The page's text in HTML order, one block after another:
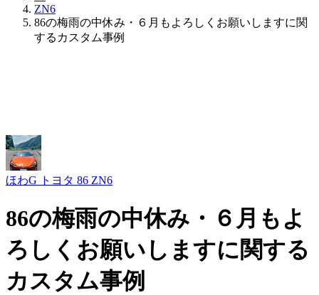
ZN6
86の梅雨の中休み・６月もよろしくお願いしますに関
するカスタム事例
ほわG トヨタ 86 ZN6
86の梅雨の中休み・６月もよ
ろしくお願いしますに関する
カスタム事例